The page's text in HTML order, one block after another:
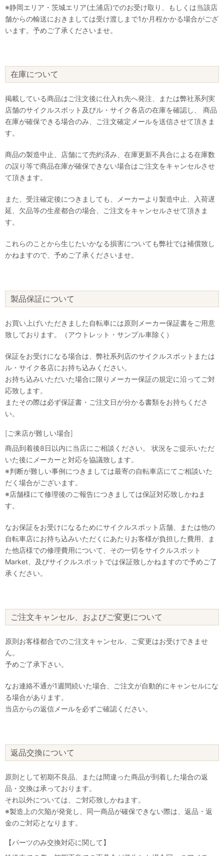
※静岡エリア・茨城エリア(土浦店)でのお受け取り、もしくは当該店
舗からの輸送におきましては受け渡しまで1か月程かかる場合がござ
います。予めご了承くださいませ。
在庫について
掲載している商品はご注文後に仕入れ先へ発注、または弊社系列実
店舗のサイクルスポット及びル・サイク各店の在庫を確認し、 商品
在庫が確保できる場合のみ、ご注文確定メールを送信させて頂きま
す。
商品の製造中止、店舗にて売約済み、在庫更新不具合による在庫数
の誤り等で商品在庫が確保できない場合はご注文をキャンセルさせ
て頂きます。
また、受注確定後につきましても、メーカーより製造中止、入荷遅
延、欠品等の生産都合の場合、ご注文をキャンセルさせて頂きま
す。
これらのことから生じたいかなる損害についても弊社では補償致し
かねますので、予めご了承くださいませ。
製品保証について
お買い上げいただきました自転車には原則メーカー保証書をご用意
致しております。（アウトレット・サンプル車除く）
保証をお受けになる場合は、弊社系列店のサイクルスポットまたは
ル・サイク各店にお持ち込みください。
お持ち込みいただいた場合に限りメーカー保証の規定に沿ってご対
応致します。
またその際は必ず保証書・ご注文日が分かる書類をお持ちくださ
い。
[ご来店が難しい場合]
商品到着後8日以内に当店にご相談ください。 状況をご提示いただ
いた後にメーカーと対応を協議致します。
※判断が難しい事例につきましては最寄の自転車店にてご相談いた
だく場合がございます。
※店舗様にて修理後のご報告につきましては保証対応致しかねま
す。
なお保証をお受けになるためにサイクルスポット店舗、または他の
自転車店にお持ち込みいただくにあたりお客様が負担した費用、ま
た他店様での修理費用について、その一切をサイクルスポット
Market、及びサイクルスポットでは保証致しかねますので予めご了
承ください。
ご注文キャンセル、およびご変更について
原則お客様都合でのご注文キャンセル、ご変更はお受けできませ
ん。
予めご了承下さい。
なお連絡不通が1週間続いた場合、ご注文が自動的にキャンセルにな
る場合があります。
当店からの返信メールを必ずご確認ください。
返品交換について
原則として初期不良品、または間違った商品が到着した場合の返
品・交換は承っております。
それ以外については、ご対応致しかねます。
※製造上の欠陥が発覚し、同一商品が確保できない際は、返品・返
金のご対応となります。
【パーツのみ交換対応に関して】